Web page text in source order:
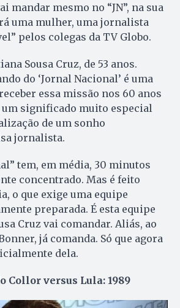
mandar mesmo no “JN”, na sua
uma mulher, uma jornalista
pelos colegas da TV Globo.
Sousa Cruz, de 53 anos.
do ‘Jornal Nacional’ é uma
essa missão nos 60 anos
um significado muito especial
de um sonho
jornalista.
tem, em média, 30 minutos
concentrado. Mas é feito
o que exige uma equipe
preparada. É esta equipe
Cruz vai comandar. Aliás, ao
já comanda. Só que agora
dela.
Collor versus Lula: 1989